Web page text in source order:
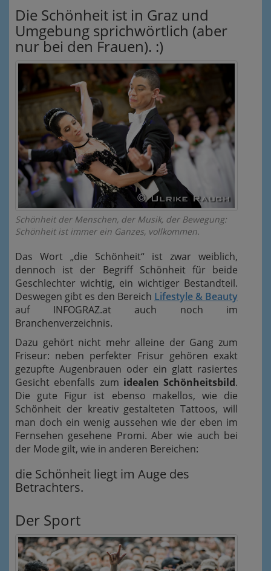
Die Schönheit ist in Graz und
Umgebung sprichwörtlich (aber
nur bei den Frauen). :)
Schönheit der Menschen, der Musik, der Bewegung:
Schönheit ist immer ein Ganzes, vollkommen.
Das Wort „die Schönheit“ ist zwar weiblich,
dennoch ist der Begriff Schönheit für beide
Geschlechter wichtig, ein wichtiger Bestandteil.
Deswegen gibt es den Bereich Lifestyle & Beauty
auf INFOGRAZ.at auch noch im
Branchenverzeichnis.
Dazu gehört nicht mehr alleine der Gang zum
Friseur: neben perfekter Frisur gehören exakt
gezupfte Augenbrauen oder ein glatt rasiertes
Gesicht ebenfalls zum idealen Schönheitsbild.
Die gute Figur ist ebenso makellos, wie die
Schönheit der kreativ gestalteten Tattoos, will
man doch ein wenig aussehen wie der eben im
Fernsehen gesehene Promi. Aber wie auch bei
der Mode gilt, wie in anderen Bereichen:
die Schönheit liegt im Auge des
Betrachters.
Der Sport